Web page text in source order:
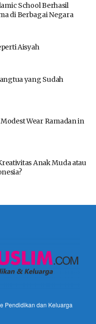
School Berhasil
di Berbagai Negara
Aisyah
yang Sudah
Wear Ramadan in
Anak Muda atau
Pendidikan dan Keluarga